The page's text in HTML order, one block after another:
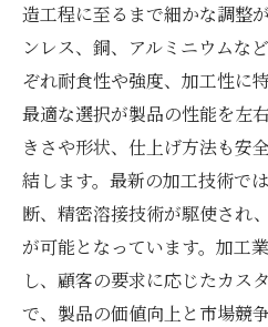
造工程に至るまで細かな調整
ンレス、銅、アルミニウムな
ぞれ耐食性や強度、加工性に
最適な選択が製品の性能を左
きさや形状、仕上げ方法も安
結します。最新の加工技術で
断、精密溶接技術が駆使され
が可能となっています。加工
し、顧客の要求に応じたカス
で、製品の価値向上と市場競